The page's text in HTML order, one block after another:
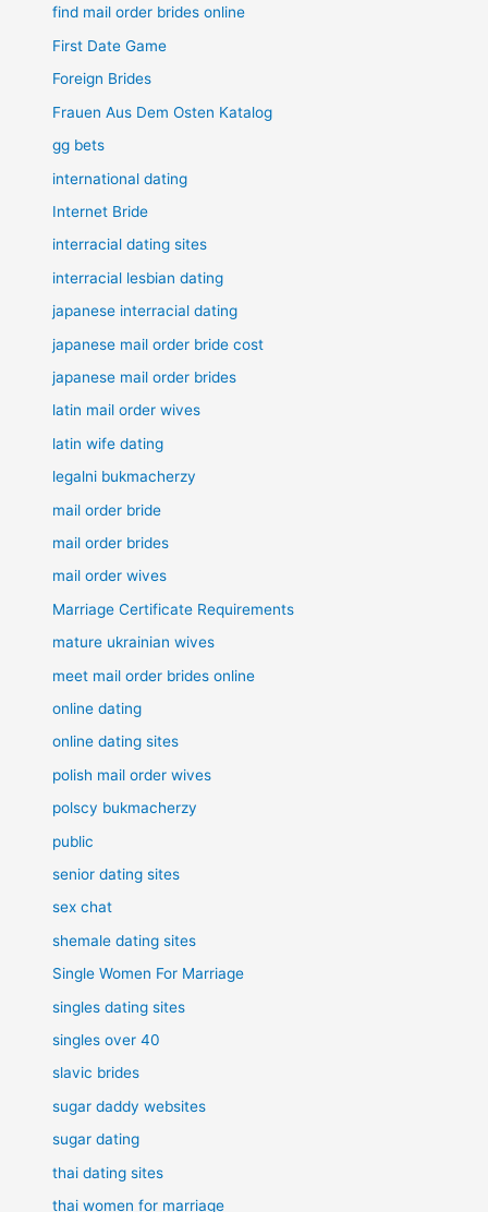
find mail order brides online
First Date Game
Foreign Brides
Frauen Aus Dem Osten Katalog
gg bets
international dating
Internet Bride
interracial dating sites
interracial lesbian dating
japanese interracial dating
japanese mail order bride cost
japanese mail order brides
latin mail order wives
latin wife dating
legalni bukmacherzy
mail order bride
mail order brides
mail order wives
Marriage Certificate Requirements
mature ukrainian wives
meet mail order brides online
online dating
online dating sites
polish mail order wives
polscy bukmacherzy
public
senior dating sites
sex chat
shemale dating sites
Single Women For Marriage
singles dating sites
singles over 40
slavic brides
sugar daddy websites
sugar dating
thai dating sites
thai women for marriage